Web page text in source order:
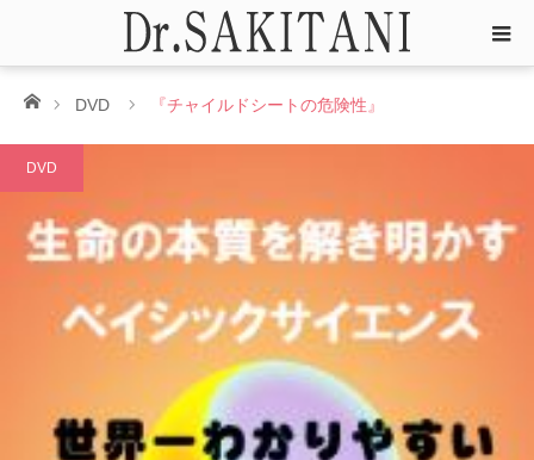
ホームDVD 『チャイルドシートの危険性』
DVD